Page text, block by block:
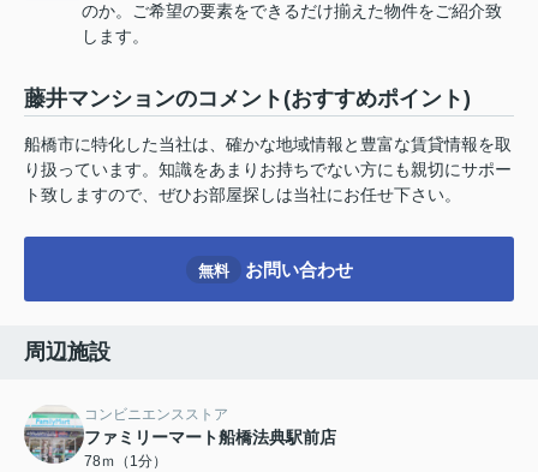
のか。ご希望の要素をできるだけ揃えた物件をご紹介致
します。
藤井マンションのコメント(おすすめポイント)
船橋市に特化した当社は、確かな地域情報と豊富な賃貸情報を取
り扱っています。知識をあまりお持ちでない方にも親切にサポー
ト致しますので、ぜひお部屋探しは当社にお任せ下さい。
無料 お問い合わせ
周辺施設
コンビニエンスストア
ファミリーマート船橋法典駅前店
78ｍ（1分）